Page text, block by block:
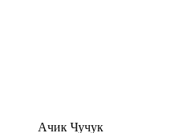
Ачик Чучук